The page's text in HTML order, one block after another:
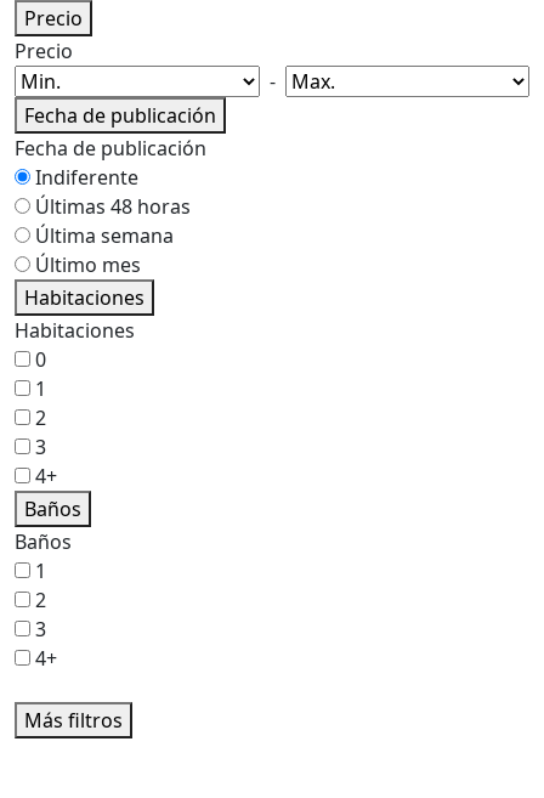
Precio
Precio
-
Fecha de publicación
Fecha de publicación
Indiferente
Últimas 48 horas
Última semana
Último mes
Habitaciones
Habitaciones
0
1
2
3
4+
Baños
Baños
1
2
3
4+
Más filtros